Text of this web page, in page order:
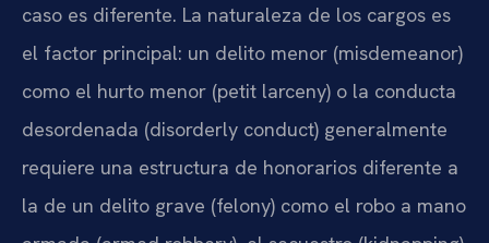
caso es diferente. La naturaleza de los cargos es
el factor principal: un delito menor (misdemeanor)
como el hurto menor (petit larceny) o la conducta
desordenada (disorderly conduct) generalmente
requiere una estructura de honorarios diferente a
la de un delito grave (felony) como el robo a mano